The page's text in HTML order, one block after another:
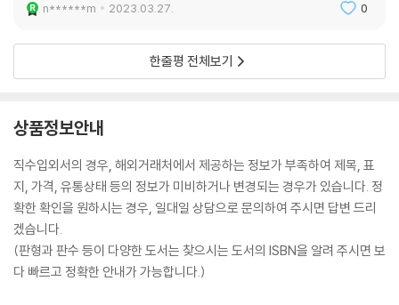
n******m 2023.03.27. 0
한줄평 전체보기
상품정보안내
직수입외서의 경우, 해외거래처에서 제공하는 정보가 부족하여 제목, 표
지, 가격, 유통상태 등의 정보가 미비하거나 변경되는 경우가 있습니다. 정
확한 확인을 원하시는 경우, 일대일 상담으로 문의하여 주시면 답변 드리
겠습니다.
(판형과 판수 등이 다양한 도서는 찾으시는 도서의 ISBN을 알려 주시면 보
다 빠르고 정확한 안내가 가능합니다.)